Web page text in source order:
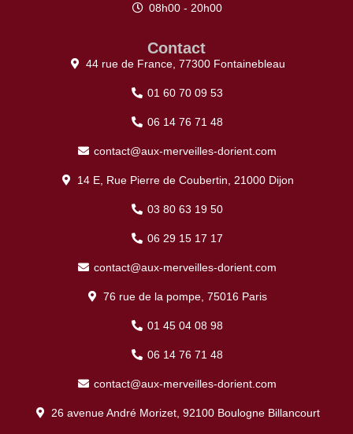
08h00 - 20h00
Contact
44 rue de France, 77300 Fontainebleau
01 60 70 09 53
06 14 76 71 48
contact@aux-merveilles-dorient.com
14 E, Rue Pierre de Coubertin, 21000 Dijon
03 80 63 19 50
06 29 15 17 17
contact@aux-merveilles-dorient.com
76 rue de la pompe, 75016 Paris
01 45 04 08 98
06 14 76 71 48
contact@aux-merveilles-dorient.com
26 avenue André Morizet, 92100 Boulogne Billancourt